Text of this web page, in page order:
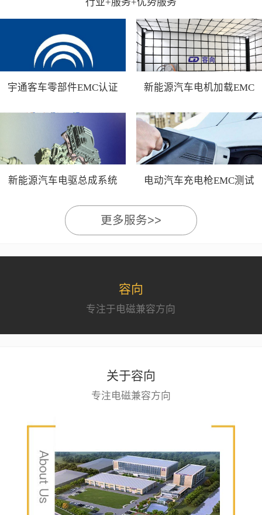
宇通客车零部件EMC认证
新能源汽车电机加载EMC
新能源汽车电驱总成系统
电动汽车充电枪EMC测试
更多服务>>
容向
专注于电磁兼容方向
关于容向
专注电磁兼容方向